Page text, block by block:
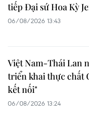
tiếp Đại sứ Hoa Kỳ
06/08/2026 13:43
Việt Nam-Thái Lan
triển khai thực chất
kết nối"
06/08/2026 13:24